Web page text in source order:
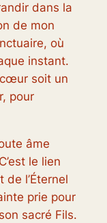
dans la
de mon
où
instant.
soit un
pour
âme
le lien
l’Éternel
prie pour
sacré Fils.